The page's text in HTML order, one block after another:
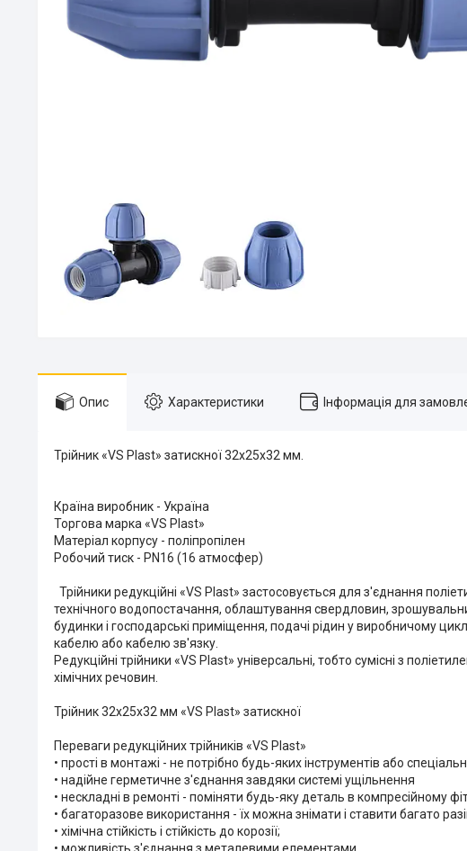
Опис Характеристики Інформація для
Трійник «VS Plast» затискної 32х25х32 мм.
Країна виробник - Україна
Торгова марка «VS Plast»
Матеріал корпусу - поліпропілен
Робочий тиск - PN16 (16 атмосфер)
Трійники редукційні «VS Plast» застосовується для з'єднання
технічного водопостачання, облаштування свердловин,
будинки і господарські приміщення, подачі рідин у виробничому
кабелю або кабелю зв'язку.
Редукційні трійники «VS Plast» універсальні, тобто сумісні з
хімічних речовин.
Трійник 32х25х32 мм «VS Plast» затискної
Переваги редукційних трійників «VS Plast»
• прості в монтажі - не потрібно будь-яких інструментів або
• надійне герметичне з'єднання завдяки системі ущільнення
• нескладні в ремонті - поміняти будь-яку деталь в компресійному
• багаторазове використання - їх можна знімати і ставити багато
• хімічна стійкість і стійкість до корозії;
• можливість з'єднання з металевими елементами.